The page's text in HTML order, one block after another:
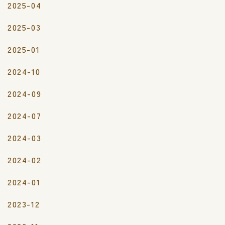
2025-04
2025-03
2025-01
2024-10
2024-09
2024-07
2024-03
2024-02
2024-01
2023-12